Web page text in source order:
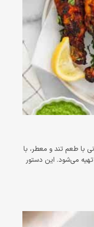
با طعم تند و معطر، با
تهیه می‌شود. این دستور